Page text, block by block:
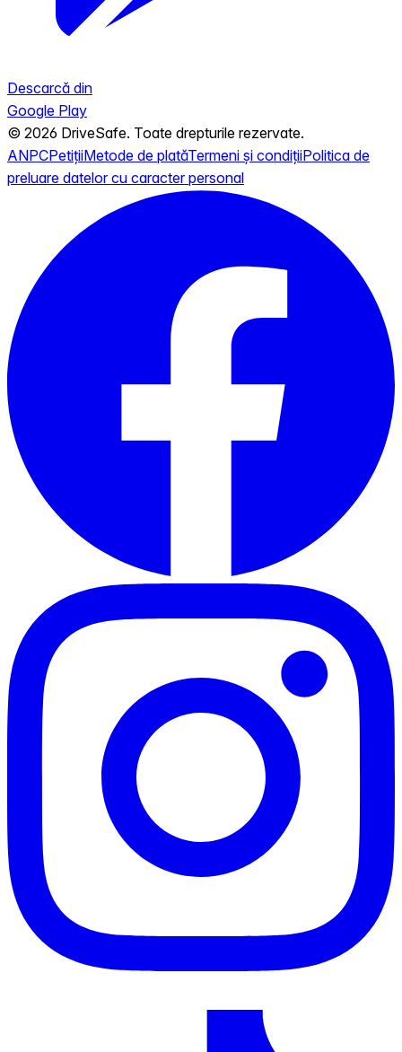
Descarcă din
Google Play
© 2026 DriveSafe. Toate drepturile rezervate.
ANPCPetițiiMetode de platăTermeni și condițiiPolitica de
preluare datelor cu caracter personal